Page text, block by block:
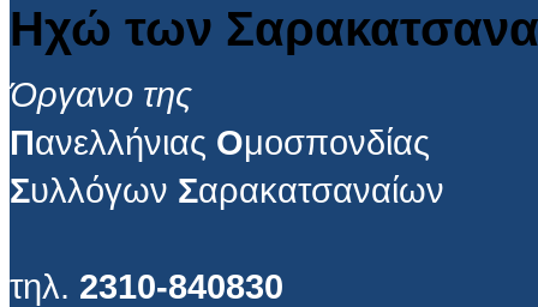
Ηχώ των
Όργανο της
Πανελλήνιας Ομοσπονδίας
Συλλόγων Σαρακατσαναίων
τηλ. 2310-840830